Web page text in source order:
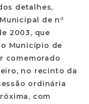
detalhes,
de nº
2003, que
Município de
comemorado
no recinto da
ordinária
com